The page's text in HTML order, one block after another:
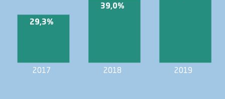
39,0%
29,3%
2019
2018
2017